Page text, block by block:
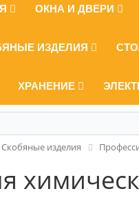
ОКНА И ДВЕРИ
ИЗДЕЛИЯ
ХРАНЕНИЕ
Скобяные изделия